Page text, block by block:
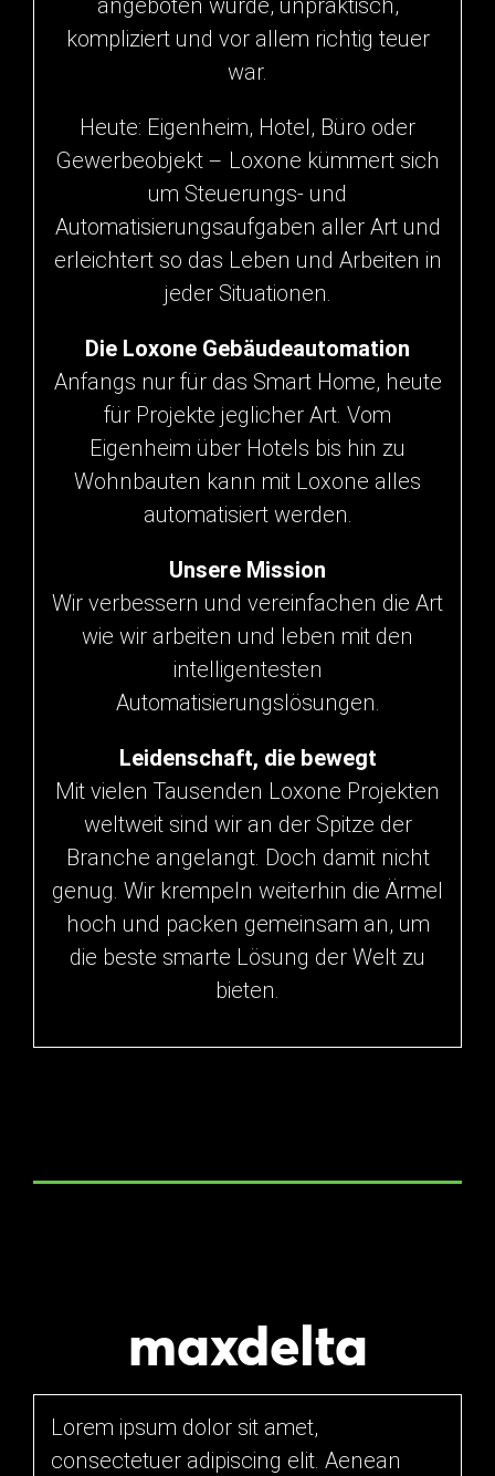
kompliziert und vor allem richtig teuer
war.
Heute: Eigenheim, Hotel, Büro oder
Gewerbeobjekt – Loxone kümmert sich
um Steuerungs- und
Automatisierungsaufgaben aller Art und
erleichtert so das Leben und Arbeiten in
jeder Situationen.
Die Loxone Gebäudeautomation
Anfangs nur für das Smart Home, heute
für Projekte jeglicher Art. Vom
Eigenheim über Hotels bis hin zu
Wohnbauten kann mit Loxone alles
automatisiert werden.
Unsere Mission
Wir verbessern und vereinfachen die Art
wie wir arbeiten und leben mit den
intelligentesten
Automatisierungslösungen.
Leidenschaft, die bewegt
Mit vielen Tausenden Loxone Projekten
weltweit sind wir an der Spitze der
Branche angelangt. Doch damit nicht
genug. Wir krempeln weiterhin die Ärmel
hoch und packen gemeinsam an, um
die beste smarte Lösung der Welt zu
bieten.
maxdelta
Lorem ipsum dolor sit amet,
consectetuer adipiscing elit. Aenean